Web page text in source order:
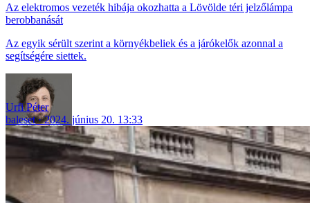
Az elektromos vezeték hibája okozhatta a Lövölde téri jelzőlámpa
berobbanását
Az egyik sérült szerint a környékbeliek és a járókelők azonnal a
segítségére siettek.
Urfi Péter
baleset
2024. június 20. 13:33